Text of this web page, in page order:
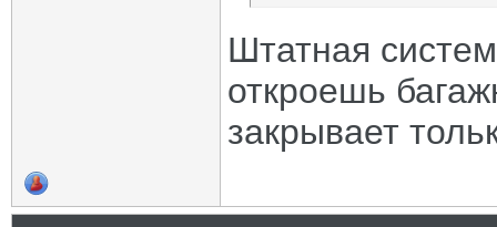
Штатная
откроешь
закрывает